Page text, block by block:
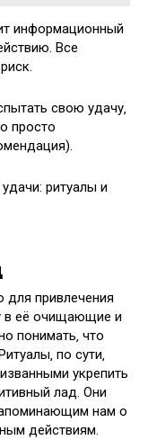
информационный
Все
свою удачу‚
просто
для привлечения
в её очищающие и
понимать‚ что
по сути‚
укрепить
лад. Они
нам о
действиям.